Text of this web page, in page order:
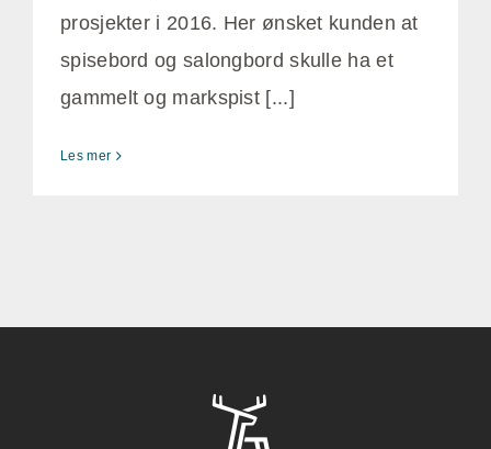
prosjekter i 2016. Her ønsket kunden at
spisebord og salongbord skulle ha et
gammelt og markspist [...]
Les mer